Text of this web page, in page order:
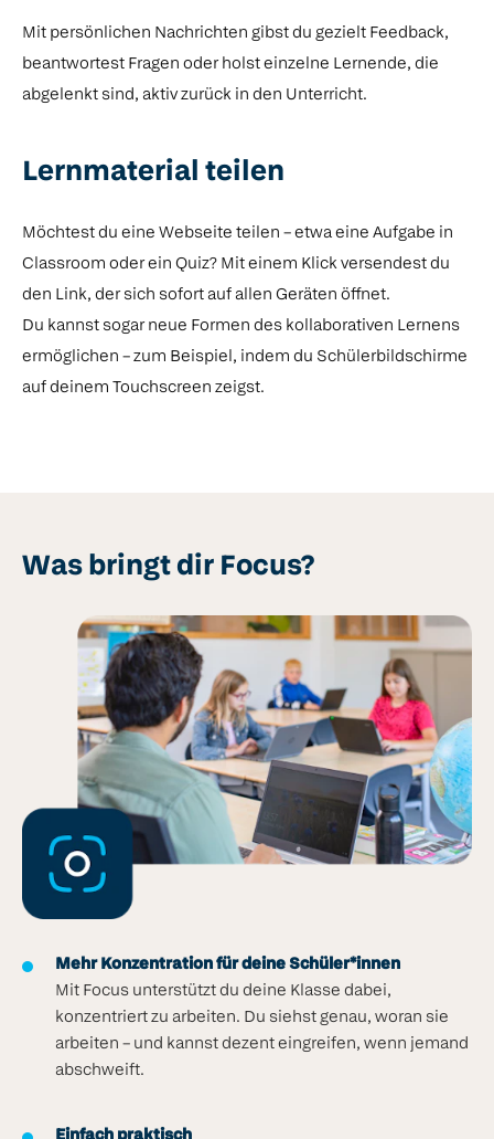
Mit persönlichen Nachrichten gibst du gezielt Feedback,
beantwortest Fragen oder holst einzelne Lernende, die
abgelenkt sind, aktiv zurück in den Unterricht.
Lernmaterial teilen
Möchtest du eine Webseite teilen – etwa eine Aufgabe in
Classroom oder ein Quiz? Mit einem Klick versendest du
den Link, der sich sofort auf allen Geräten öffnet.
Du kannst sogar neue Formen des kollaborativen Lernens
ermöglichen – zum Beispiel, indem du Schülerbildschirme
auf deinem Touchscreen zeigst.
Was bringt dir Focus?
Mehr Konzentration für deine Schüler*innen
Mit Focus unterstützt du deine Klasse dabei,
konzentriert zu arbeiten. Du siehst genau, woran sie
arbeiten – und kannst dezent eingreifen, wenn jemand
abschweift.